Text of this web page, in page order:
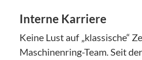
Interne Karriere
Keine Lust auf „klassische“
Maschinenring-Team. Seit